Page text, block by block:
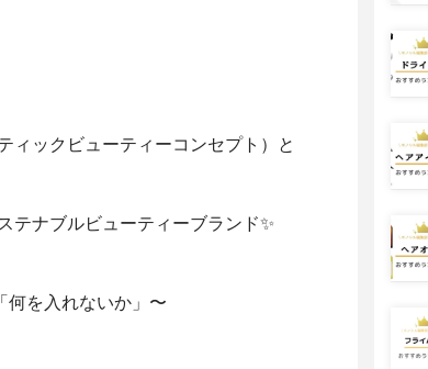
ィックビューティーコンセプト）と
テナブルビューティーブランド✨
何を入れないか」〜